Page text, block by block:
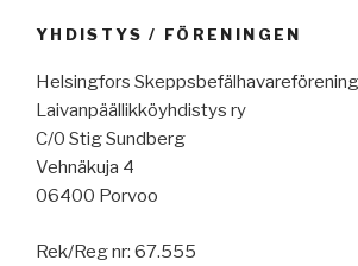
YHDISTYS / FÖRENINGEN
Helsingfors
Laivanpäällikköyhdistys ry
C/0 Stig Sundberg
Vehnäkuja 4
06400 Porvoo
Rek/Reg nr: 67.555